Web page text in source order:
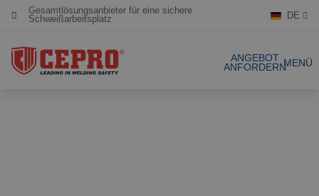
Engagiert & flexibel
Zertifizierte Produkte
DE
ANGEBOT
ANFORDERNMENÜ